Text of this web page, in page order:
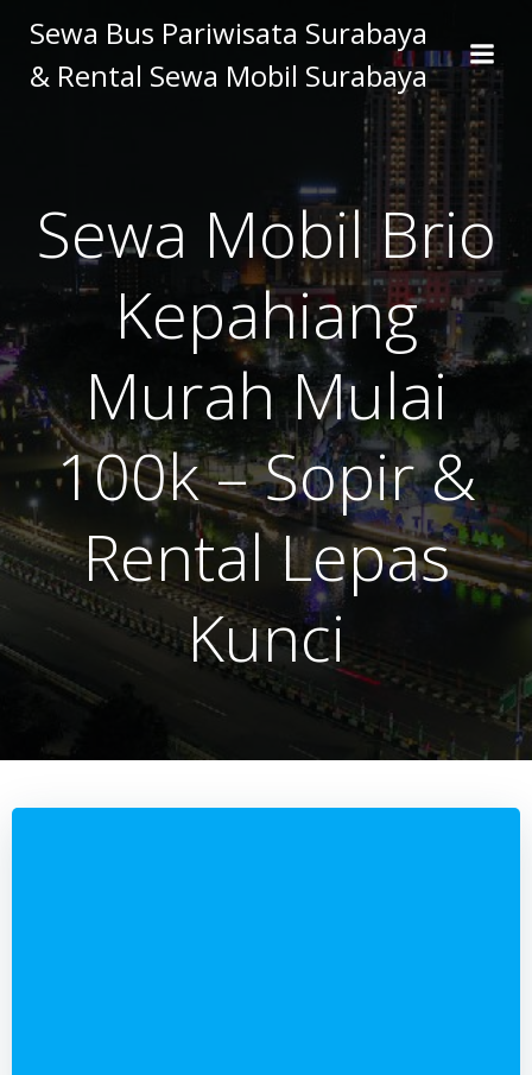
to
content
Sewa Bus Pariwisata Surabaya
& Rental Sewa Mobil Surabaya
Sewa Mobil Brio
Kepahiang
Murah Mulai
100k – Sopir &
Rental Lepas
Kunci